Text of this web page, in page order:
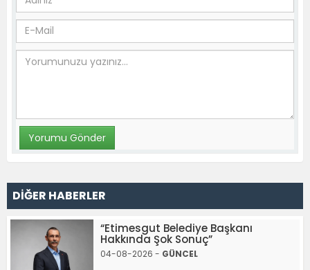
DİĞER HABERLER
“Etimesgut Belediye Başkanı
Hakkında Şok Sonuç”
04-08-2026 - GÜNCEL